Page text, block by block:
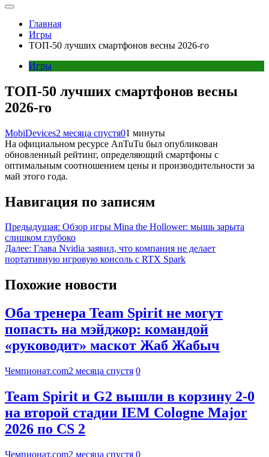
Главная
Игры
ТОП-50 лучших смартфонов весны 2026-го
Игры
ТОП-50 лучших смартфонов весны
2026-го
MobiDevices2 месяца спустя01 минуты
На официальном ресурсе AnTuTu был опубликован
обновленный рейтинг, определяющий смартфоны с
оптимальным соотношением цены и производительности за
май этого года.
Навигация по записям
Предыдущая: Обзор игры Mina the Hollower: мышь зарыта
слишком глубоко
Далее: Глава Nvidia заявил, что компания не делает
портативную игровую консоль с RTX Spark
Похожие новости
Оба тренера Team Spirit не могут
попасть на мэйджор: командой
«руководит» маскот Жаб Жабыч
Чемпионат.com2 месяца спустя 0
Team Spirit и G2 вышли в корзину 2-0
на второй стадии IEM Cologne Major
2026 по CS 2
Чемпионат.com2 месяца спустя 0